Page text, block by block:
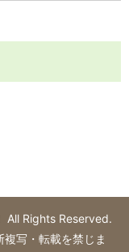
All Rights Reserved.
複写・転載を禁じま